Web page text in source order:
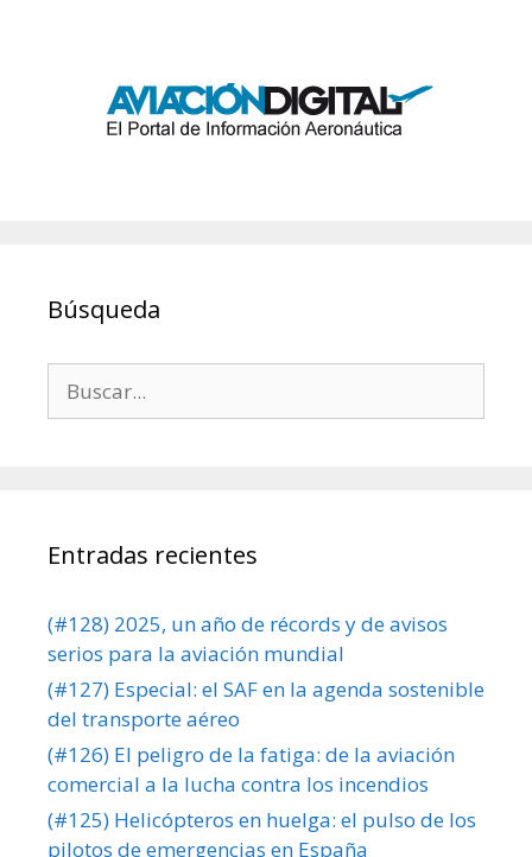
Búsqueda
Entradas recientes
(#128) 2025, un año de récords y de avisos
serios para la aviación mundial
(#127) Especial: el SAF en la agenda sostenible
del transporte aéreo
(#126) El peligro de la fatiga: de la aviación
comercial a la lucha contra los incendios
(#125) Helicópteros en huelga: el pulso de los
pilotos de emergencias en España